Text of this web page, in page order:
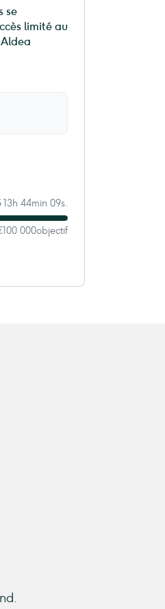
se
limité au
44min 09s.
000objectif